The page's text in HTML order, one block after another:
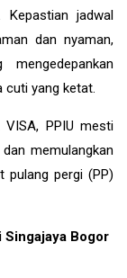
Kepastian jadwal
dan nyaman,
yang ketat.
VISA, PPIU mesti
memulangkan
pulang pergi (PP)
Singajaya Bogor